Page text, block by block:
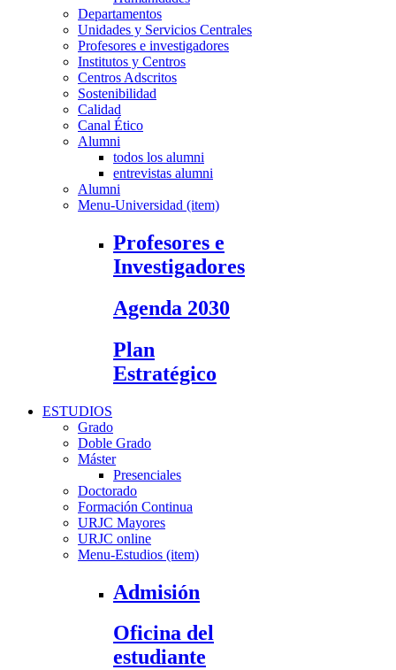
Departamentos
Unidades y Servicios Centrales
Profesores e investigadores
Institutos y Centros
Centros Adscritos
Sostenibilidad
Calidad
Canal Ético
Alumni
todos los alumni
entrevistas alumni
Alumni
Menu-Universidad (item)
Profesores e
Investigadores
Agenda 2030
Plan
Estratégico
ESTUDIOS
Grado
Doble Grado
Máster
Presenciales
Doctorado
Formación Continua
URJC Mayores
URJC online
Menu-Estudios (item)
Admisión
Oficina del
estudiante